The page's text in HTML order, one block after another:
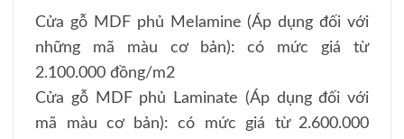
Cửa gỗ MDF phủ Melamine (Áp dụng đối với
những mã màu cơ bản): có mức giá từ
2.100.000 đồng/m2
Cửa gỗ MDF phủ Laminate (Áp dụng đối với
mã màu cơ bản): có mức giá từ 2.600.000